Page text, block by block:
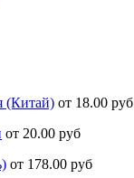
(Китай) от 18.00 руб
от 20.00 руб
от 178.00 руб